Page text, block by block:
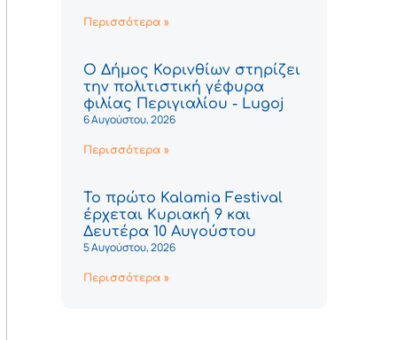
Περισσότερα »
Ο Δήμος Κορινθίων στηρίζει
την πολιτιστική γέφυρα
φιλίας Περιγιαλίου - Lugoj
6 Αυγούστου, 2026
Περισσότερα »
Το πρώτο Kalamia Festival
έρχεται Κυριακή 9 και
Δευτέρα 10 Αυγούστου
5 Αυγούστου, 2026
Περισσότερα »